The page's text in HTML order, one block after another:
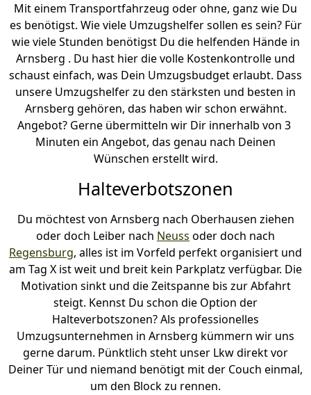
Mit einem Transportfahrzeug oder ohne, ganz wie Du
es benötigst. Wie viele Umzugshelfer sollen es sein? Für
wie viele Stunden benötigst Du die helfenden Hände in
Arnsberg . Du hast hier die volle Kostenkontrolle und
schaust einfach, was Dein Umzugsbudget erlaubt. Dass
unsere Umzugshelfer zu den stärksten und besten in
Arnsberg gehören, das haben wir schon erwähnt.
Angebot? Gerne übermitteln wir Dir innerhalb von 3
Minuten ein Angebot, das genau nach Deinen
Wünschen erstellt wird.
Halteverbotszonen
Du möchtest von Arnsberg nach Oberhausen ziehen
oder doch Leiber nach Neuss oder doch nach
Regensburg, alles ist im Vorfeld perfekt organisiert und
am Tag X ist weit und breit kein Parkplatz verfügbar. Die
Motivation sinkt und die Zeitspanne bis zur Abfahrt
steigt. Kennst Du schon die Option der
Halteverbotszonen? Als professionelles
Umzugsunternehmen in Arnsberg kümmern wir uns
gerne darum. Pünktlich steht unser Lkw direkt vor
Deiner Tür und niemand benötigt mit der Couch einmal,
um den Block zu rennen.